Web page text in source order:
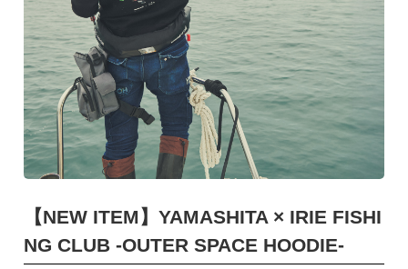
【NEW ITEM】YAMASHITA × IRIE FISHI
NG CLUB -OUTER SPACE HOODIE-